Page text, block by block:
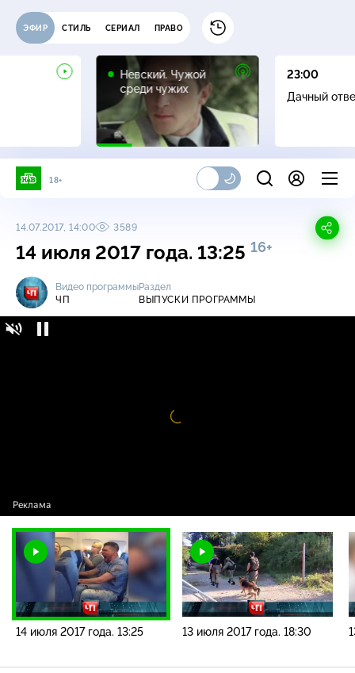
ЭФИР СТИЛЬ СЕРИАЛ ПРАВО
Невский. Чужой
среди чужих
16+
23:00
Дачный
18+
14.07.2017, 14:00 3589
14 июля 2017 года. 13:25 16+
Видео программы
ЧП
Раздел
ВЫПУСКИ ПРОГРАММЫ
Видео
проигрыватель
14 июля 2017 года. 13:25 13 июля 2017 года. 18:30